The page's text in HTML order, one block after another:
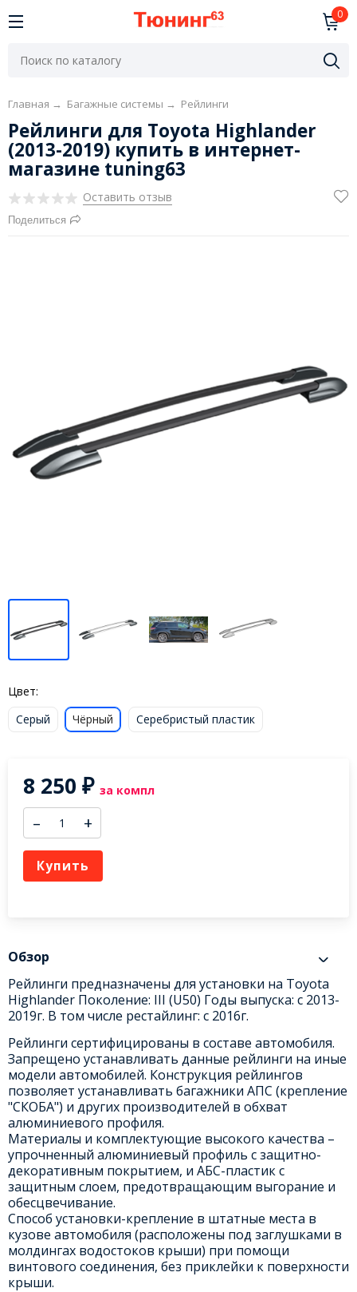
0
Главная → Багажные системы → Рейлинги
Рейлинги для Toyota Highlander
(2013-2019) купить в интернет-
магазине tuning63
Оставить отзыв
Поделиться
Цвет:
Серый
Чёрный Серебристый пластик
8 250₽ за компл
– +
Купить
Обзор
Рейлинги предназначены для установки на Toyota
Highlander Поколение: III (U50) Годы выпуска: с 2013-
2019г. В том числе рестайлинг: с 2016г.
Рейлинги сертифицированы в составе автомобиля.
Запрещено устанавливать данные рейлинги на иные
модели автомобилей. Конструкция рейлингов
позволяет устанавливать багажники АПС (крепление
"СКОБА") и других производителей в обхват
алюминиевого профиля.
Материалы и комплектующие высокого качества –
упрочненный алюминиевый профиль с защитно-
декоративным покрытием, и АБС-пластик с
защитным слоем, предотвращающим выгорание и
обесцвечивание.
Способ установки-крепление в штатные места в
кузове автомобиля (расположены под заглушками в
молдингах водостоков крыши) при помощи
винтового соединения, без приклейки к поверхности
крыши.